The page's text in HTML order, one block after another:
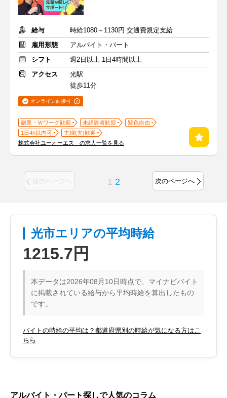
給与
時給1080～1130円 交通費規定支給
雇用形態
アルバイト・パート
シフト
週2日以上 1日4時間以上
アクセス
光駅
徒歩11分
オンライン面接可
副業・Ｗワーク歓迎 未経験者歓迎
髪色自由
1日4h以内可
主婦(夫)歓迎
株式会社ユーオーエス の求人一覧を見る
前のページへ 1 2 次のページへ
光市エリアの平均時給
1215.7円
本データは2026年08月10日時点で、マイナビバイト
に掲載されている給与から平均時給を算出したもの
です。
バイトの時給の平均は？都道府県別の時給が気になる方はこ
ちら
アルバイト・パート探しで人気のコラム